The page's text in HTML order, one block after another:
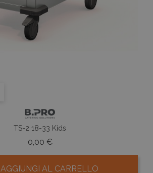
TS-2 18-33 Kids
0,00 €Prezzo
AGGIUNGI AL CARRELLO